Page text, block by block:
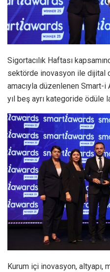
Sigortacılık Haftası
sektörde inovasyon ile dijital
amacıyla düzenlenen Smart-i
yıl beş ayrı kategoride ödüle
Kurum içi inovasyon, altyapı,